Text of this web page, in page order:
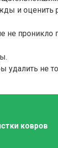
и оценить
не
не
ковров